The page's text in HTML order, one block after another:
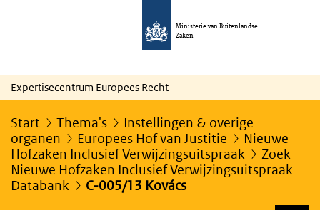
Ministerie van Buitenlandse
Zaken
Expertisecentrum Europees Recht
Start Thema's
Instellingen & overige
organen
Europees Hof van Justitie
Nieuwe
Hofzaken Inclusief Verwijzingsuitspraak
Zoek
Nieuwe Hofzaken Inclusief Verwijzingsuitspraak
Databank
C-005/13 Kovács